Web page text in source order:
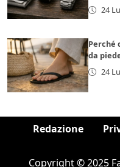
24
Perché
da
24
Redazione
Copyright © 2025